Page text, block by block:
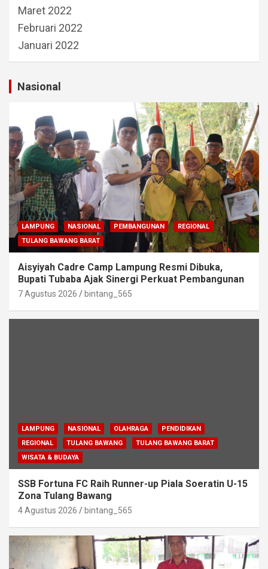
Maret 2022
Februari 2022
Januari 2022
Nasional
LAMPUNG NASIONAL PEMBANGUNAN
REGIONAL
TULANG BAWANG BARAT
Aisyiyah Cadre Camp Lampung Resmi Dibuka,
Bupati Tubaba Ajak Sinergi Perkuat Pembangunan
7 Agustus 2026 bintang_565
LAMPUNG NASIONAL OLAHRAGA
PENDIDIKAN
REGIONAL
TULANG BAWANG
TULANG BAWANG BARAT
WISATA & BUDAYA
SSB Fortuna FC Raih Runner-up Piala Soeratin U-15
Zona Tulang Bawang
4 Agustus 2026 bintang_565